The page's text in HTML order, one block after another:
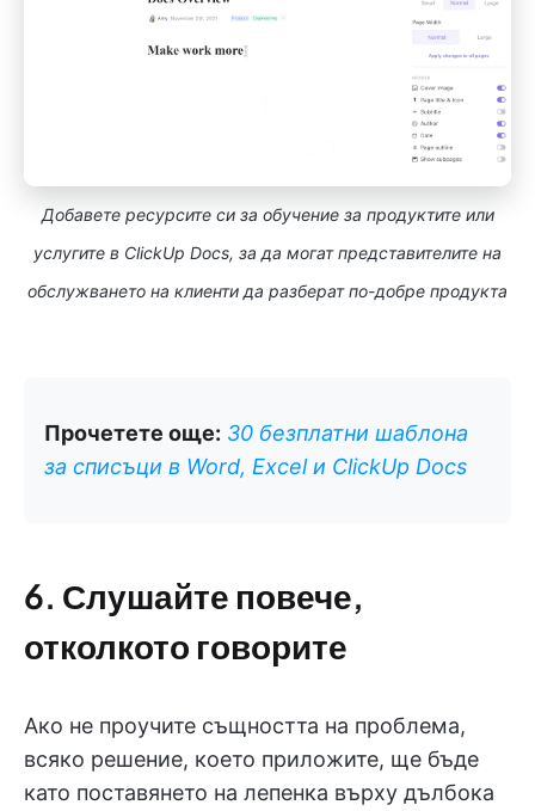
Добавете ресурсите си за обучение за продуктите или
услугите в ClickUp Docs, за да могат представителите на
обслужването на клиенти да разберат по-добре продукта
Прочетете още: 30 безплатни шаблона
за списъци в Word, Excel и ClickUp Docs
6. Слушайте повече,
отколкото говорите
Ако не проучите същността на проблема,
всяко решение, което приложите, ще бъде
като поставянето на лепенка върху дълбока